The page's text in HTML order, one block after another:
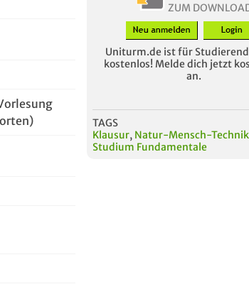
ZUM
Uniturm.de ist für
kostenlos! Melde dich jetzt
an.
TAGS
Klausur, Natur-Mensch-Technik
Studium Fundamentale